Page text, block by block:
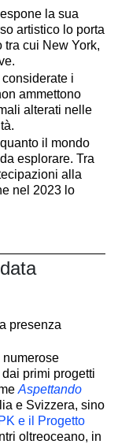
la sua
artistico lo porta
cui New York,
i
ammettono
alterati nelle
il mondo
esplorare. Tra
alla
nel 2023 lo
presenza
numerose
primi progetti
Aspettando
e Svizzera, sino
e il Progetto
oltreoceano, in